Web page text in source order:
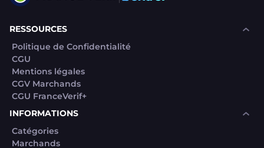
RESSOURCES
Politique de Confidentialité
CGU
Mentions légales
CGV Marchands
CGU FranceVerif+
INFORMATIONS
Catégories
Marchands